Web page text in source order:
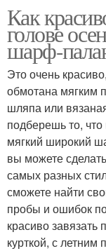
Как
голове
шарф-
Это очень
обмотана мягким
шляпа или
подберешь то,
мягкий широкий
вы можете
самых разных
сможете найти
пробы и ошибок
красиво завязать
курткой, с